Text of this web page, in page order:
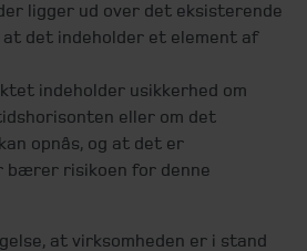
ligger ud over det eksisterende
at det indeholder et element af
indeholder usikkerhed om
eller om det
opnås, og at det er
bærer risikoen for denne
at virksomheden er i stand